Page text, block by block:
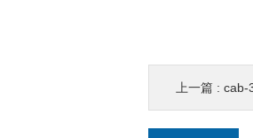
上一篇 : cab-